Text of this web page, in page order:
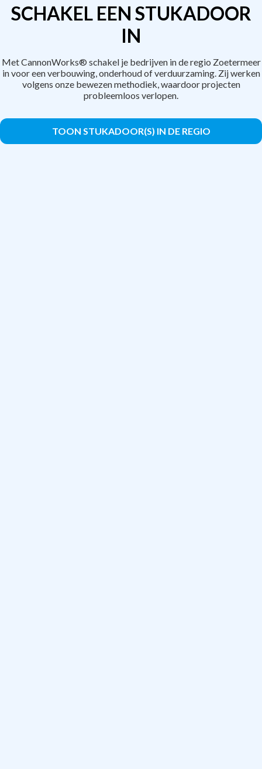
SCHAKEL EEN STUKADOOR
IN
Met CannonWorks® schakel je bedrijven in de regio Zoetermeer
in voor een verbouwing, onderhoud of verduurzaming. Zij werken
volgens onze bewezen methodiek, waardoor projecten
probleemloos verlopen.
TOON STUKADOOR(S) IN DE REGIO